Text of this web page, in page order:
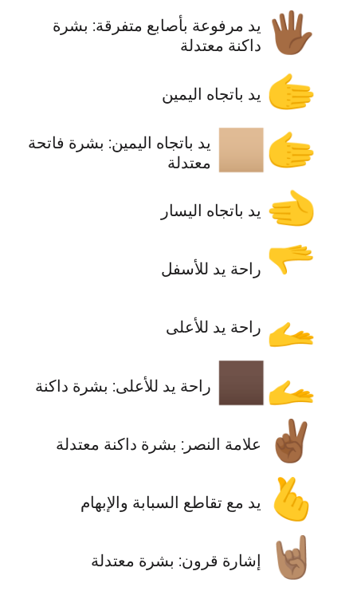
🖐🏾 يد مرفوعة بأصابع متفرقة: بشرة
داكنة معتدلة
🫱 يد باتجاه اليمين
🫱🏼
يد باتجاه اليمين: بشرة فاتحة
معتدلة
🫲 يد باتجاه اليسار
🫳 راحة يد للأسفل
🫴 راحة يد للأعلى
🫴🏿 راحة يد للأعلى: بشرة داكنة
✌🏾 علامة النصر: بشرة داكنة معتدلة
🫰 يد مع تقاطع السبابة والإبهام
🤘🏽 إشارة قرون: بشرة معتدلة